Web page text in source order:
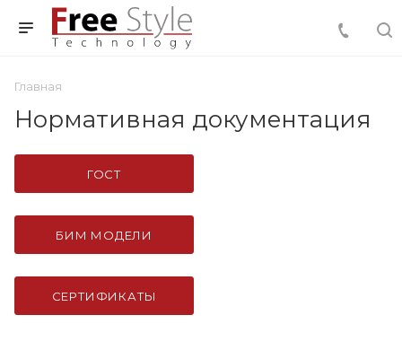
Главная
Нормативная документация
ГОСТ
БИМ МОДЕЛИ
СЕРТИФИКАТЫ